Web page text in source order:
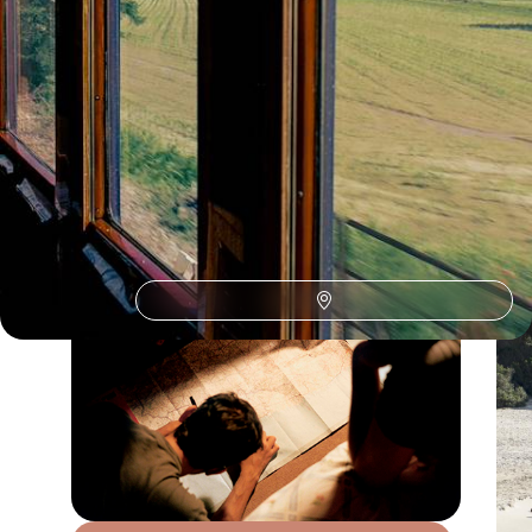
Le Guide Naples & Côte amalfitaine
Conseils pratiques, témoignages et inspirations pour bien préparer son